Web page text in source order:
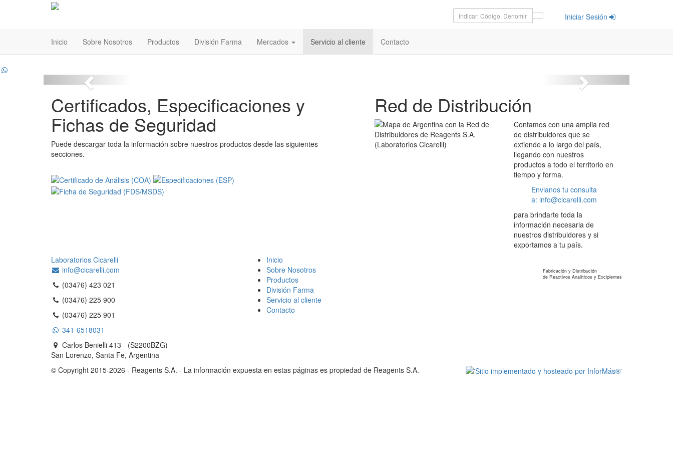
Iniciar Sesión
Inicio Sobre Nosotros Productos División Farma Mercados Servicio al cliente Contacto
Certificados, Especificaciones y
Fichas de Seguridad
Puede descargar toda la información sobre nuestros productos desde las siguientes
secciones.
Red de Distribución
Contamos con una amplia red
de distribuidores que se
extiende a lo largo del país,
llegando con nuestros
productos a todo el territorio en
tiempo y forma.
Envianos tu consulta
a: info@cicarelli.com
para brindarte toda la
información necesaria de
nuestros distribuidores y si
exportamos a tu país.
Laboratorios Cicarelli
info@cicarelli.com
(03476) 423 021
(03476) 225 900
(03476) 225 901
341-6518031
Carlos Benielli 413 - (S2200BZG)
San Lorenzo, Santa Fe, Argentina
Inicio
Sobre Nosotros
Productos
División Farma
Servicio al cliente
Contacto
Fabricación y Distribución
de Reactivos Analíticos y Excipientes
© Copyright 2015-2026 - Reagents S.A. - La información expuesta en estas páginas es propiedad de Reagents S.A.